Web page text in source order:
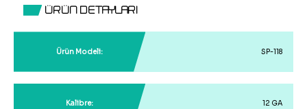
ÜRÜN DETAYLARI
Ürün Modeli: SP-118
Kalibre: 12 GA